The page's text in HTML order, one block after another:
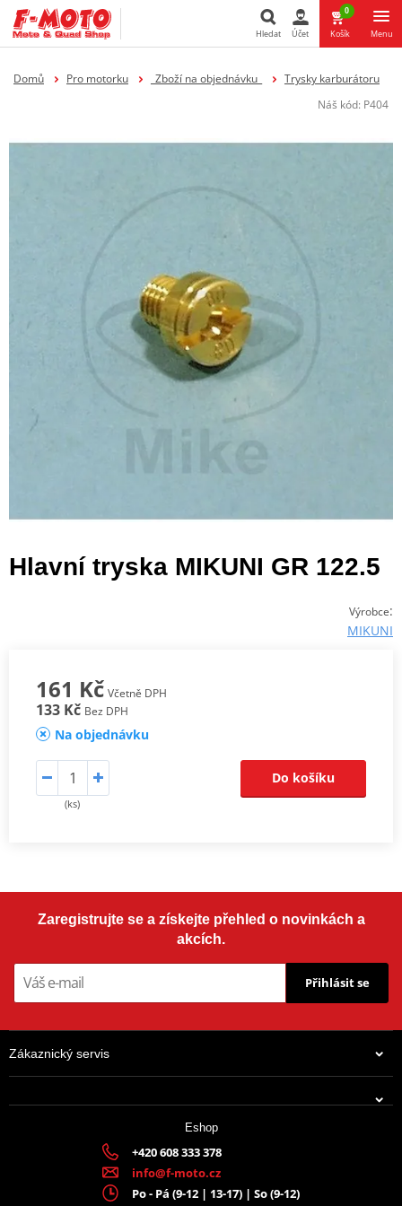
Hledat
Hledat Účet
0
Košík Menu
Domů Pro motorku _Zboží na objednávku_
Trysky karburátoru
Náš kód: P404
Hlavní tryska MIKUNI GR 122.5
Výrobce:
MIKUNI
161 Kč Včetně DPH
133 Kč Bez DPH
Na objednávku
(ks)
Do košíku
Zaregistrujte se a získejte přehled o novinkách a
akcích.
Přihlásit se
Zákaznický servis
Eshop
+420 608 333 378
info@f-moto.cz
Po - Pá (9-12 | 13-17) | So (9-12)